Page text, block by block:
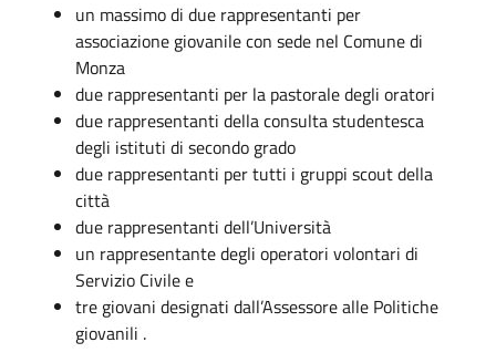
un massimo di due rappresentanti per
associazione giovanile con sede nel Comune di
Monza
due rappresentanti per la pastorale degli oratori
due rappresentanti della consulta studentesca
degli istituti di secondo grado
due rappresentanti per tutti i gruppi scout della
città
due rappresentanti dell’Università
un rappresentante degli operatori volontari di
Servizio Civile e
tre giovani designati dall’Assessore alle Politiche
giovanili .